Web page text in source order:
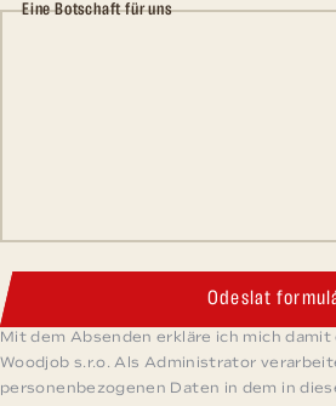
Eine Botschaft für uns
Odeslat
Mit dem Absenden erkläre ich mich damit
Woodjob s.r.o. Als Administrator
personenbezogenen Daten in dem in